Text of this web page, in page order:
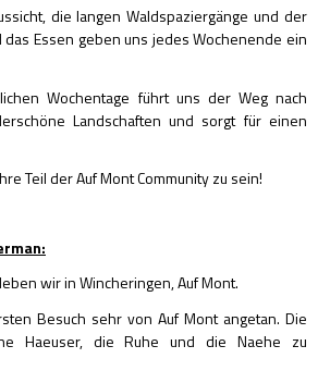
die langen Waldspaziergänge und der
Essen geben uns jedes Wochenende ein
Wochentage führt uns der Weg nach
Landschaften und sorgt für einen
Teil der Auf Mont Community zu sein!
wir in Wincheringen, Auf Mont.
Besuch sehr von Auf Mont angetan. Die
Haeuser, die Ruhe und die Naehe zu